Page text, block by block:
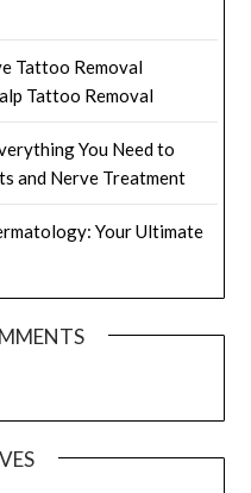
Tattoo Removal
Tattoo Removal
You Need to
and Nerve Treatment
Your Ultimate